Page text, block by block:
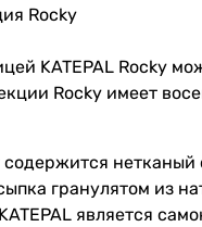
Rocky
KATEPAL Rocky
Rocky имеет
содержится
гранулятом из
является